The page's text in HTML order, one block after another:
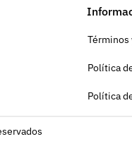
Términos
Política
Política